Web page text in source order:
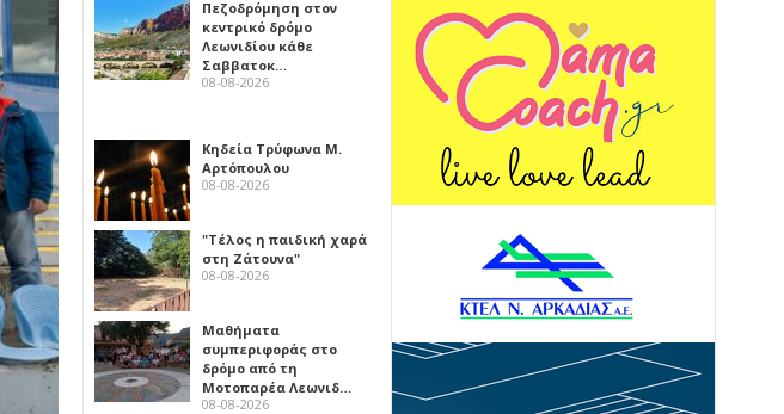
Πεζοδρόμηση στον
κεντρικό δρόμο
Λεωνιδίου κάθε
Σαββατοκ…
08-08-2026
Κηδεία Τρύφωνα Μ.
Αρτόπουλου
08-08-2026
"Τέλος η παιδική χαρά
στη Ζάτουνα"
08-08-2026
Μαθήματα
συμπεριφοράς στο
δρόμο από τη
Μοτοπαρέα Λεωνιδ…
08-08-2026